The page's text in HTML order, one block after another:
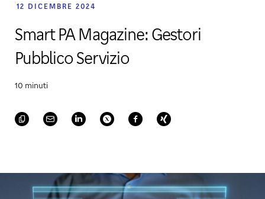
12 DICEMBRE 2024
Smart PA Magazine: Gestori
Pubblico Servizio
10 minuti